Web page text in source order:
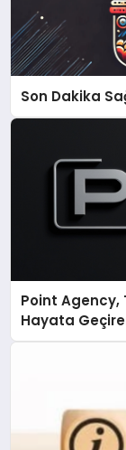
Son Dakika
Point Agency,
Hayata